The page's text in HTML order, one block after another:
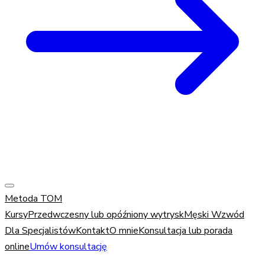
Metoda TOM
KursyPrzedwczesny lub opóźniony wytryskMęski Wzwód
Dla SpecjalistówKontaktO mnieKonsultacja lub porada
onlineUmów konsultację